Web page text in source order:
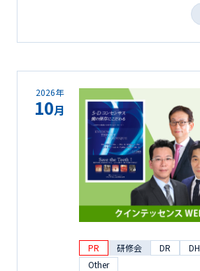
2026年
10月
PR 研修会 DR DH
Other